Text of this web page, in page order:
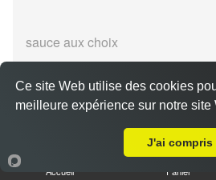
sauce aux choix
Pinces de crabe au poisson x4
Accueil Panier
Ce site Web utilise des cookies
meilleure expérience sur notre site
J'ai compris